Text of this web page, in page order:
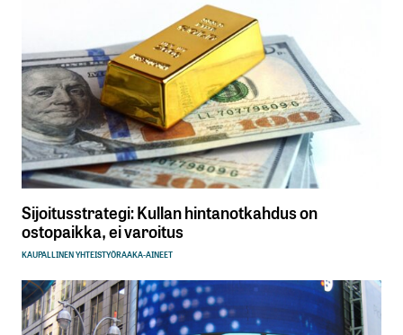
Sijoitusstrategi: Kullan hintanotkahdus on
ostopaikka, ei varoitus
KAUPALLINEN YHTEISTYÖRAAKA-AINEET